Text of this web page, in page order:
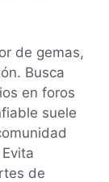
de gemas,
Busca
en foros
suele
de